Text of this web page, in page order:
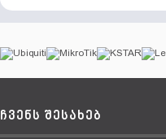
ჩვენს შესახებ